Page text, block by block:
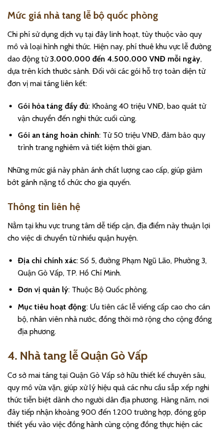
Mức giá nhà tang lễ bộ quốc phòng
Chi phí sử dụng dịch vụ tại đây linh hoạt, tùy thuộc vào quy
mô và loại hình nghi thức. Hiện nay, phí thuê khu vực lễ đường
dao động từ3.000.000 đến 4.500.000 VNĐ mỗi ngày,
dựa trên kích thước sảnh. Đối với các gói hỗ trợ toàn diện từ
đơn vị mai táng liên kết:
Gói hỏa táng đầy đủ: Khoảng 40 triệu VNĐ, bao quát từ
vận chuyển đến nghi thức cuối cùng.
Gói an táng hoàn chỉnh: Từ 50 triệu VNĐ, đảm bảo quy
trình trang nghiêm và tiết kiệm thời gian.
Những mức giá này phản ánh chất lượng cao cấp, giúp giảm
bớt gánh nặng tổ chức cho gia quyến.
Thông tin liên hệ
Nằm tại khu vực trung tâm dễ tiếp cận, địa điểm này thuận lợi
cho việc di chuyển từ nhiều quận huyện.
Địa chỉ chính xác: Số 5, đường Phạm Ngũ Lão, Phường 3,
Quận Gò Vấp, TP. Hồ Chí Minh.
Đơn vị quản lý: Thuộc Bộ Quốc phòng.
Mục tiêu hoạt động: Ưu tiên các lễ viếng cấp cao cho cán
bộ, nhân viên nhà nước, đồng thời mở rộng cho cộng đồng
địa phương.
4. Nhà tang lễ Quận Gò Vấp
Cơ sở mai táng tại Quận Gò Vấp sở hữu thiết kế chuyên sâu,
quy mô vừa vặn, giúp xử lý hiệu quả các nhu cầu sắp xếp nghi
thức tiễn biệt dành cho người dân địa phương. Hàng năm, nơi
đây tiếp nhận khoảng 900 đến 1.200 trường hợp, đóng góp
thiết yếu vào việc đồng hành cùng cộng đồng thực hiện các